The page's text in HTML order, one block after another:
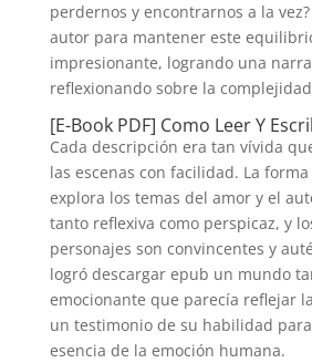
perdernos y encontrarnos a la
autor para mantener este
impresionante, logrando una
reflexionando sobre la
[E-Book PDF] Como Leer Y
Cada descripción era tan vívida
las escenas con facilidad. La
explora los temas del amor y el
tanto reflexiva como perspicaz, y
personajes son convincentes y
logró descargar epub un mundo
emocionante que parecía reflejar
un testimonio de su habilidad
esencia de la emoción humana.